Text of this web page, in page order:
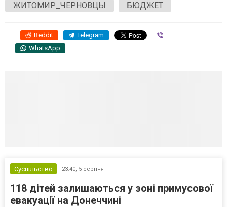
ЖИТОМИР_ЧЕРНОВЦЫ
БЮДЖЕТ
Reddit Telegram
WhatsApp
Суспільство 23:40, 5 серпня
118 дітей залишаються у зоні примусової
евакуації на Донеччині